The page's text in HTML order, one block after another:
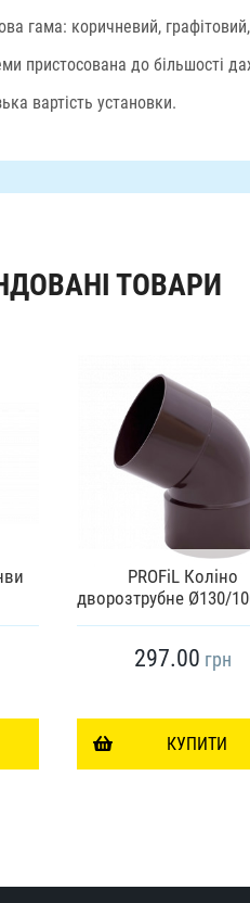
гама: коричневий,
пристосована до більшості
вартість установки.
ТОВАРИ
PROFiL Коліно
дворозтрубне Ø130/
297.00 грн
КУПИТИ